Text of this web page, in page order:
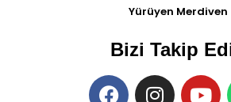
Yürüyen Merdiven
Bizi Takip